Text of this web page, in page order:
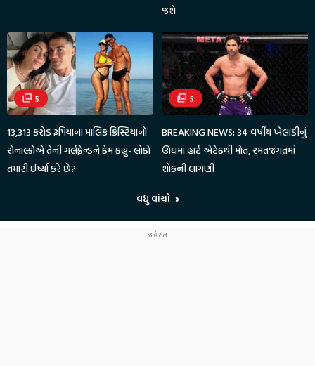
જશે
5
13,313 કરોડ રૂપિયાના માલિક ક્રિસ્ટિયાનો
રોનાલ્ડોએ તેની ગર્લફ્રેન્ડને કેમ કહ્યું- લોકો
તમારી ઈર્ષ્યા કરે છે?
5
BREAKING NEWS: 34 વર્ષીય ખેલાડીનું
ઊંઘમાં હાર્ટ એટેકથી મોત, રમતજગતમાં
શોકની લાગણી
વધુ વાંચો